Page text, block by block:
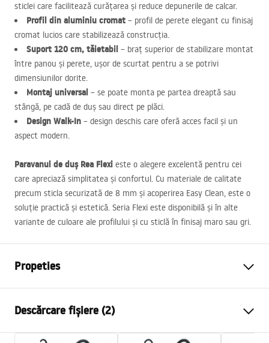
sticlei care facilitează curățarea și reduce depunerile de calcar.
Profil din aluminiu cromat – profil de perete elegant cu finisaj
cromat lucios care stabilizează construcția.
Suport 120 cm, tăietabil – braț superior de stabilizare montat
între panou și perete, ușor de scurtat pentru a se potrivi
dimensiunilor dorite.
Montaj universal – se poate monta pe partea dreaptă sau
stângă, pe cadă de duș sau direct pe plăci.
Design Walk-In – design deschis care oferă acces facil și un
aspect modern.
Paravanul de duș Rea Flexi este o alegere excelentă pentru cei
care apreciază simplitatea și confortul. Cu materiale de calitate
precum sticla securizată de 8 mm și acoperirea Easy Clean, este o
soluție practică și estetică. Seria Flexi este disponibilă și în alte
variante de culoare ale profilului și cu sticlă în finisaj maro sau gri.
Propeties
Culoare
Tip cabina
Walk-in
Descărcare fișiere (2)